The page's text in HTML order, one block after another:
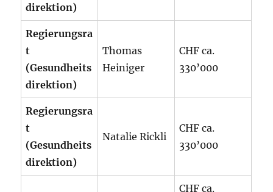
direktion)
Regierungsra
t
(Gesundheits
direktion)
Thomas
Heiniger
CHF ca.
330’000
Regierungsra
t
(Gesundheits
direktion)
Natalie Rickli
CHF ca.
330’000
CHF ca.